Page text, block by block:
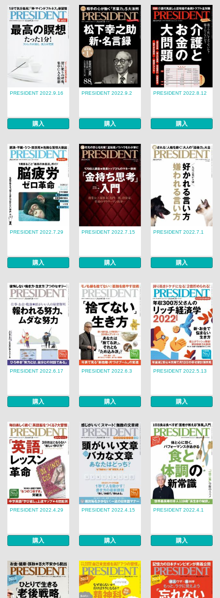
PRESIDENT 2022.9.16
購入
PRESIDENT 2022.9.2
購入
PRESIDENT 2022.8.12
購入
PRESIDENT 2022.7.29
購入
PRESIDENT 2022.7.15
購入
PRESIDENT 2022.7.1
購入
PRESIDENT 2022.6.17
購入
PRESIDENT 2022.6.3
購入
PRESIDENT 2022.5.13
購入
PRESIDENT 2022.4.29
購入
PRESIDENT 2022.4.15
購入
PRESIDENT 2022.4.1
購入